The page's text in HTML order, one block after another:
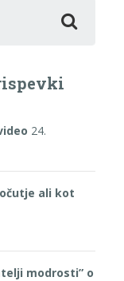
24.
ali kot
modrosti” o